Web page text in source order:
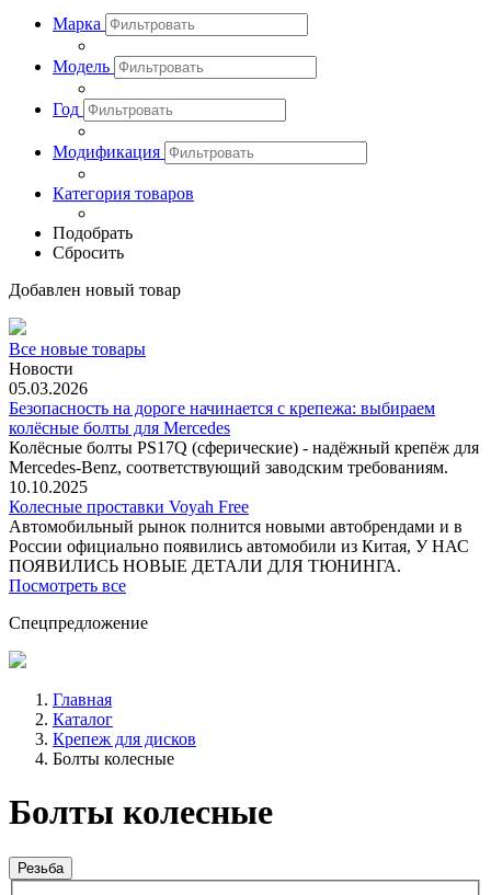
Марка
Модель
Год
Модификация
Категория товаров
Подобрать
Сбросить
Добавлен новый товар
Все новые товары
Новости
05.03.2026
Безопасность на дороге начинается с крепежа: выбираем
колёсные болты для Mercedes
Колёсные болты PS17Q (сферические) - надёжный крепёж для
Mercedes‑Benz, соответствующий заводским требованиям.
10.10.2025
Колесные проставки Voyah Free
Автомобильный рынок полнится новыми автобрендами и в
России официально появились автомобили из Китая, У НАС
ПОЯВИЛИСЬ НОВЫЕ ДЕТАЛИ ДЛЯ ТЮНИНГА.
Посмотреть все
Спецпредложение
Главная
Каталог
Крепеж для дисков
Болты колесные
Болты колесные
Резьба